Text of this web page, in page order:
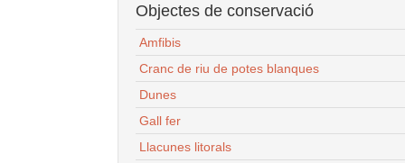
Objectes de conservació
Amfibis
Cranc de riu de potes blanques
Dunes
Gall fer
Llacunes litorals